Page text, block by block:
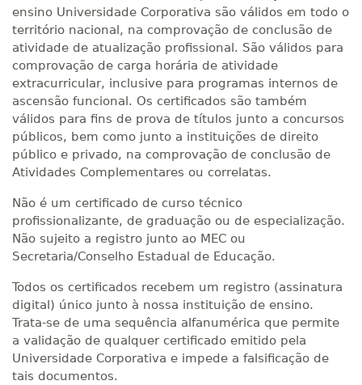
ensino Universidade Corporativa são válidos em todo o
território nacional, na comprovação de conclusão de
atividade de atualização profissional. São válidos para
comprovação de carga horária de atividade
extracurricular, inclusive para programas internos de
ascensão funcional. Os certificados são também
válidos para fins de prova de títulos junto a concursos
públicos, bem como junto a instituições de direito
público e privado, na comprovação de conclusão de
Atividades Complementares ou correlatas.
Não é um certificado de curso técnico
profissionalizante, de graduação ou de especialização.
Não sujeito a registro junto ao MEC ou
Secretaria/Conselho Estadual de Educação.
Todos os certificados recebem um registro (assinatura
digital) único junto à nossa instituição de ensino.
Trata-se de uma sequência alfanumérica que permite
a validação de qualquer certificado emitido pela
Universidade Corporativa e impede a falsificação de
tais documentos.